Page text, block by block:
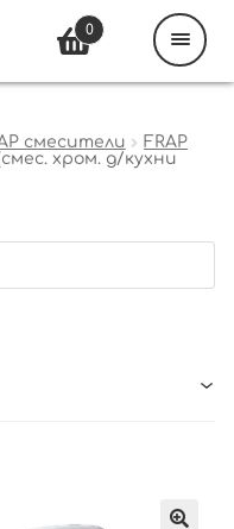
смесители
FRAP
(смес. хром. д/кухни
0